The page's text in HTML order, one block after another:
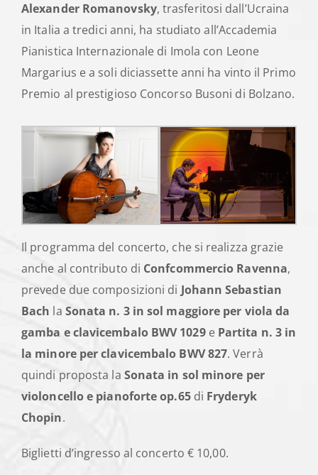
Alexander Romanovsky, trasferitosi dall’Ucraina
in Italia a tredici anni, ha studiato all’Accademia
Pianistica Internazionale di Imola con Leone
Margarius e a soli diciassette anni ha vinto il Primo
Premio al prestigioso Concorso Busoni di Bolzano.
Il programma del concerto, che si realizza grazie
anche al contributo di Confcommercio Ravenna,
prevede due composizioni di Johann Sebastian
Bach la Sonata n. 3 in sol maggiore per viola da
gamba e clavicembalo BWV 1029e Partita n. 3 in
la minore per clavicembalo BWV 827. Verrà
quindi proposta la Sonata in sol minore per
violoncello e pianoforte op.65di Fryderyk
Chopin.
Biglietti d’ingresso al concerto € 10,00.